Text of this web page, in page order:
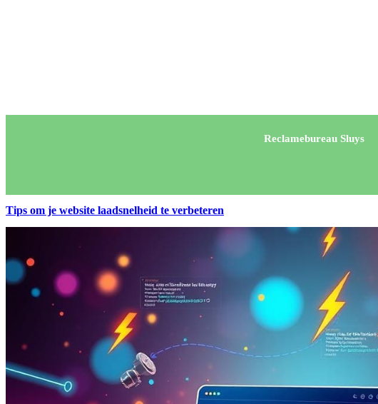
Reclamebureau Sluys
Tips om je website laadsnelheid te verbeteren